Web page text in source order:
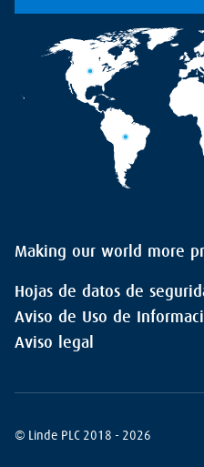
Making our world more
Hojas de datos de
Aviso de Uso de
Aviso legal
© Linde PLC 2018 - 2026